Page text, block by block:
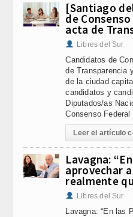
[Santiago
de
acta de
Libres del Sur
Candidatos de
de Transparencia
de la ciudad
candidatos y
Diputados/as
Consenso Federal
Leer el artículo
Lavagna:
aprovechar
realmente
Libres del Sur
Lavagna: “En las